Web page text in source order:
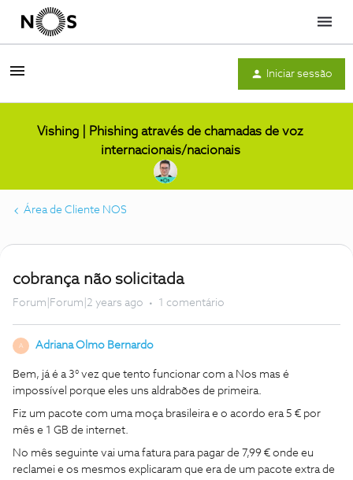
Menu
Iniciar sessão
Vishing | Phishing através de chamadas de voz
internacionais/nacionais
Área de Cliente NOS
cobrança não solicitada
Forum|Forum|2 years ago 1 comentário
A Adriana Olmo Bernardo
Bem, já é a 3° vez que tento funcionar com a Nos mas é
impossível porque eles uns aldrabões de primeira.
Fiz um pacote com uma moça brasileira e o acordo era 5 € por
mês e 1 GB de internet.
No mês seguinte vai uma fatura para pagar de 7,99 € onde eu
reclamei e os mesmos explicaram que era de um pacote extra de